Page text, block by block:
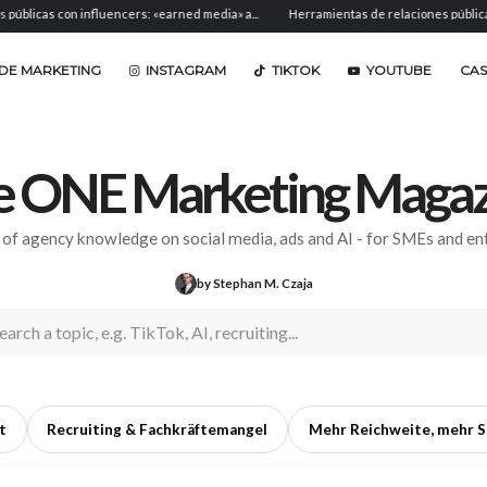
«earned media» a... Herramientas de relaciones públicas: software
MARKETING INSTAGRAM TIKTOK YOUTUBE
ONE Marketing
agency knowledge on social media, ads and AI - for SMEs and
by Stephan M. Czaja
Recruiting & Fachkräftemangel Mehr Reichweite, mehr